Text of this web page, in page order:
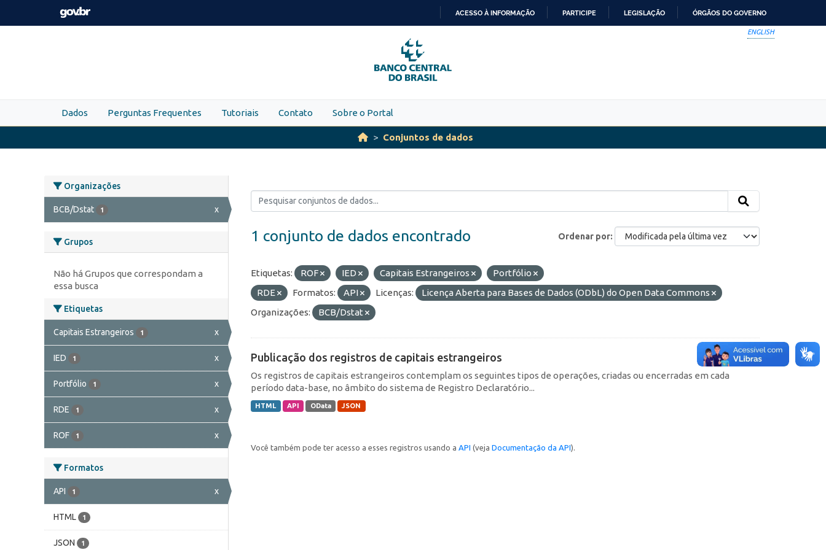
Skip to main content
PARA
O
CONTEÚDO
ACESSO À INFORMAÇÃO PARTICIPE LEGISLAÇÃO ÓRGÃOS DO GOVERNO
ENGLISH
Dados Perguntas Frequentes Tutoriais Contato Sobre o Portal
Conjuntos de dados
Organizações
BCB/Dstat 1 x
Grupos
Não há Grupos que correspondam a
essa busca
Etiquetas
Capitais Estrangeiros 1 x
IED 1 x
Portfólio 1 x
RDE 1 x
ROF 1 x
Formatos
API 1 x
HTML 1
JSON 1
Ordenar por
1 conjunto de dados encontrado
Etiquetas: ROF IED Capitais Estrangeiros
Portfólio
RDE
Formatos: API Licenças:
Licença Aberta para Bases de Dados (ODbL) do Open Data Commons
Organizações:
BCB/Dstat
Publicação dos registros de capitais estrangeiros
Os registros de capitais estrangeiros contemplam os seguintes tipos de operações, criadas ou encerradas em cada
período data-base, no âmbito do sistema de Registro Declaratório...
HTML API OData JSON
Você também pode ter acesso a esses registros usando a API (veja Documentação da API).